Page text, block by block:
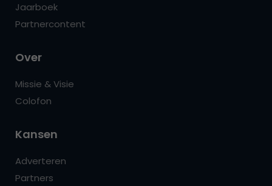
Jaarboek
Partnercontent
Over
Missie & Visie
Colofon
Kansen
Adverteren
Partners